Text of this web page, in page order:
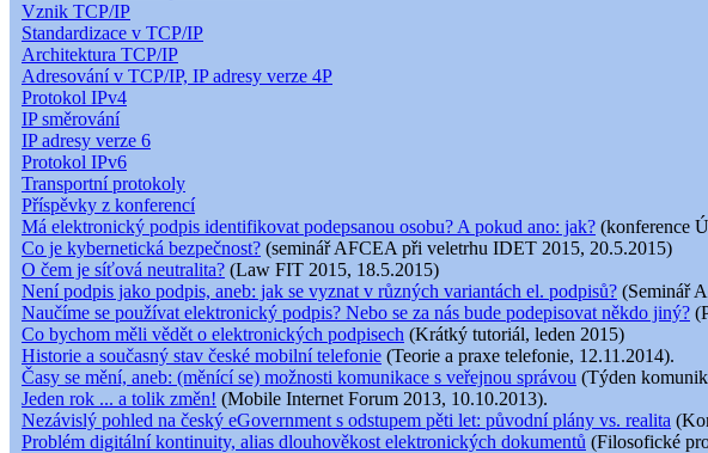
Vznik TCP/IP
Standardizace v TCP/IP
Architektura TCP/IP
Adresování v TCP/IP, IP adresy verze 4P
Protokol IPv4
IP směrování
IP adresy verze 6
Protokol IPv6
Transportní protokoly
Příspěvky z konferencí
Má elektronický podpis identifikovat podepsanou osobu? A pokud ano: jak? (konference
Co je kybernetická bezpečnost? (seminář AFCEA při veletrhu IDET 2015, 20.5.2015)
O čem je síťová neutralita? (Law FIT 2015, 18.5.2015)
Není podpis jako podpis, aneb: jak se vyznat v různých variantách el. podpisů? (Seminář
Naučíme se používat elektronický podpis? Nebo se za nás bude podepisovat někdo jiný?
Co bychom měli vědět o elektronických podpisech (Krátký tutoriál, leden 2015)
Historie a současný stav české mobilní telefonie (Teorie a praxe telefonie, 12.11.2014).
Časy se mění, aneb: (měnící se) možnosti komunikace s veřejnou správou (Týden
Jeden rok ... a tolik změn! (Mobile Internet Forum 2013, 10.10.2013).
Nezávislý pohled na český eGovernment s odstupem pěti let: původní plány vs. realita
Problém digitální kontinuity, alias dlouhověkost elektronických dokumentů (Filosofické